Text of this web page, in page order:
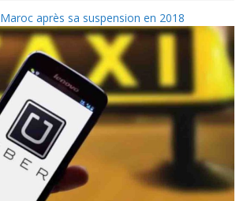
après sa suspension en 2018